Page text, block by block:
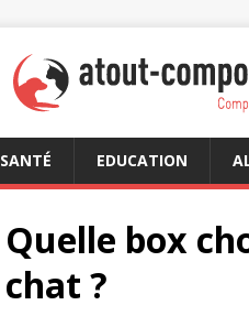
SANTÉ EDUCATION
Quelle box
chat ?